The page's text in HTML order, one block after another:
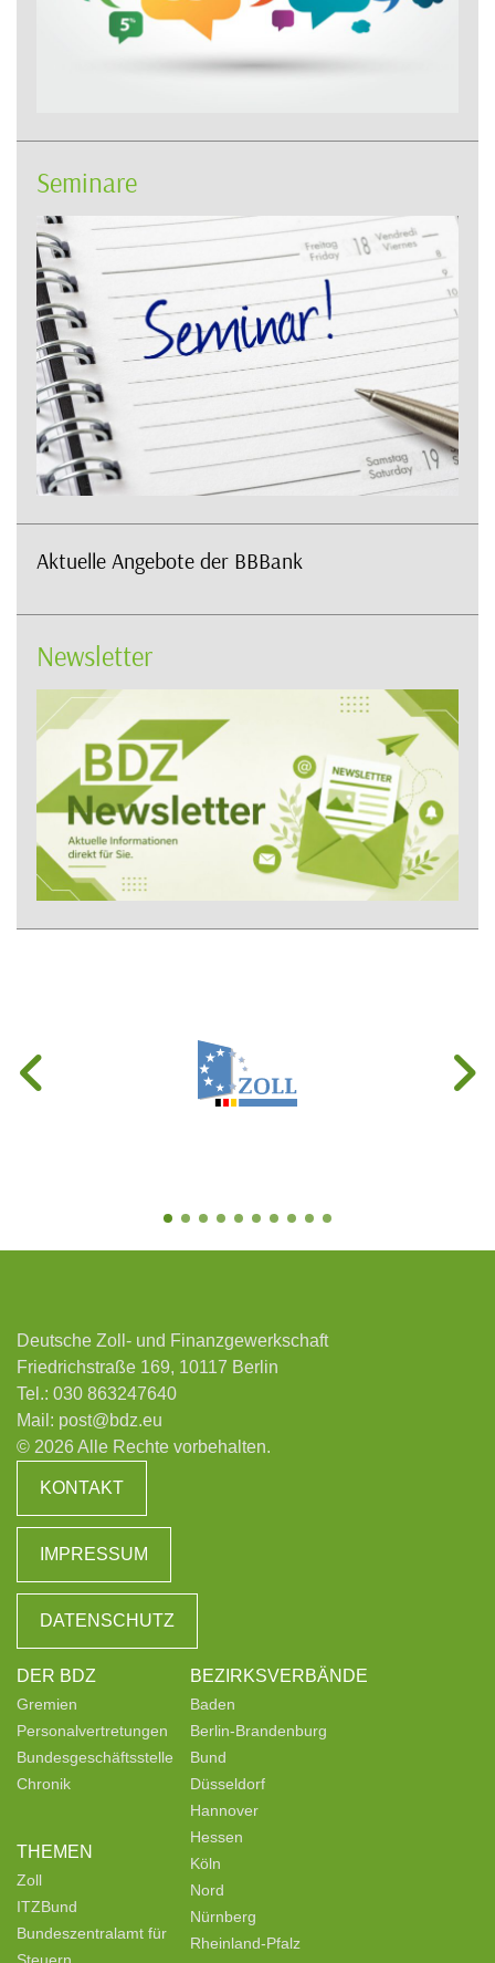
Seminare
Aktuelle Angebote der BBBank
Newsletter
Deutsche Zoll- und Finanzgewerkschaft
Friedrichstraße 169, 10117 Berlin
Tel.: 030 863247640
Mail: post@bdz.eu
© 2026 Alle Rechte vorbehalten.
KONTAKT
IMPRESSUM
DATENSCHUTZ
DER BDZ
Gremien
Personalvertretungen
Bundesgeschäftsstelle
Chronik
THEMEN
Zoll
ITZBund
Bundeszentralamt für
BEZIRKSVERBÄNDE
Baden
Berlin-Brandenburg
Bund
Düsseldorf
Hannover
Hessen
Köln
Nord
Nürnberg
Rheinland-Pfalz